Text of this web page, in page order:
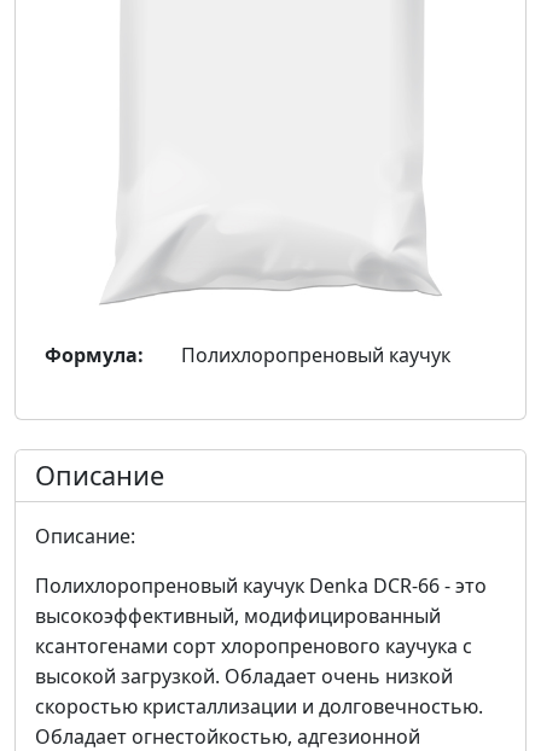
Формула: Полихлоропреновый каучук
Описание
Описание:
Полихлоропреновый каучук Denka DCR-66 - это
высокоэффективный, модифицированный
ксантогенами сорт хлоропренового каучука с
высокой загрузкой. Обладает очень низкой
скоростью кристаллизации и долговечностью.
Обладает огнестойкостью, адгезионной